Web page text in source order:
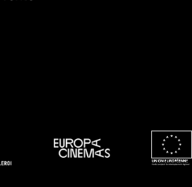
Bruxelles
de CharleroiEuropa Cinemas